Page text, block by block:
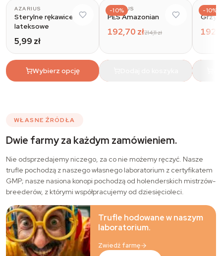
AZARIUS
Sterylne rękawice
lateksowe
5,99 zł
Wybierz opcję
-10%
AZARIUS
PES Amazonian
192,70 zł214,11 zł
-10%
WŁASNE ŹRÓDŁA
Dwie farmy za każdym zamówieniem.
Nie odsprzedajemy niczego, za co nie możemy ręczyć. Nasze
trufle pochodzą z naszego własnego laboratorium z certyfikatem
GMP; nasze nasiona konopi pochodzą od holenderskich mistrzów-
breederów, z którymi współpracujemy od dziesięcioleci.
Trufle hodowane w naszym
laboratorium.
Zwiedź farmę